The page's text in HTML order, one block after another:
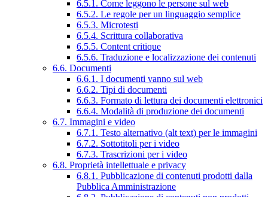
6.5.1. Come leggono le persone sul web
6.5.2. Le regole per un linguaggio semplice
6.5.3. Microtesti
6.5.4. Scrittura collaborativa
6.5.5. Content critique
6.5.6. Traduzione e localizzazione dei contenuti
6.6. Documenti
6.6.1. I documenti vanno sul web
6.6.2. Tipi di documenti
6.6.3. Formato di lettura dei documenti elettronici
6.6.4. Modalità di produzione dei documenti
6.7. Immagini e video
6.7.1. Testo alternativo (alt text) per le immagini
6.7.2. Sottotitoli per i video
6.7.3. Trascrizioni per i video
6.8. Proprietà intellettuale e privacy
6.8.1. Pubblicazione di contenuti prodotti dalla
Pubblica Amministrazione